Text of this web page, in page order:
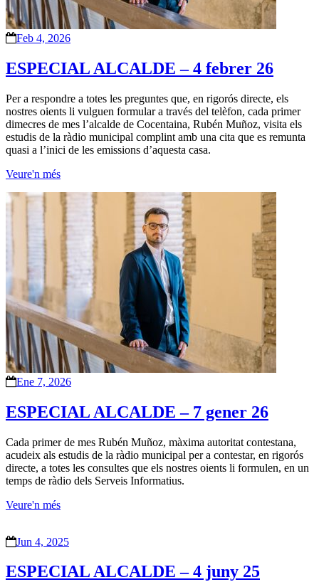
Feb 4, 2026
ESPECIAL ALCALDE – 4 febrer 26
Per a respondre a totes les preguntes que, en rigorós directe, els
nostres oients li vulguen formular a través del telèfon, cada primer
dimecres de mes l’alcalde de Cocentaina, Rubén Muñoz, visita els
estudis de la ràdio municipal complint amb una cita que es remunta
quasi a l’inici de les emissions d’aquesta casa.
Veure'n més
Ene 7, 2026
ESPECIAL ALCALDE – 7 gener 26
Cada primer de mes Rubén Muñoz, màxima autoritat contestana,
acudeix als estudis de la ràdio municipal per a contestar, en rigorós
directe, a totes les consultes que els nostres oients li formulen, en un
temps de ràdio dels Serveis Informatius.
Veure'n més
Jun 4, 2025
ESPECIAL ALCALDE – 4 juny 25